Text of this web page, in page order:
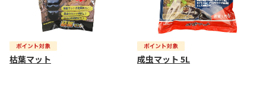
枯葉マット 成虫マット 5L